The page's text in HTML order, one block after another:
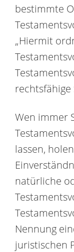
bestimmte
„Hiermit
rechtsfähige
Wen immer
lassen,
natürliche
Nennung
juristischen